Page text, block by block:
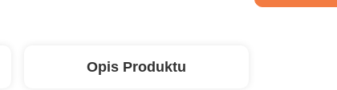
Opis Produktu